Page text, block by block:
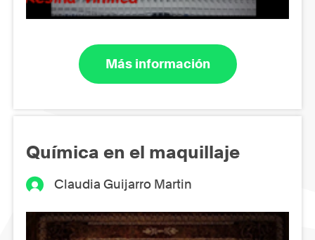
Más información
Química en el maquillaje
Claudia Guijarro Martin